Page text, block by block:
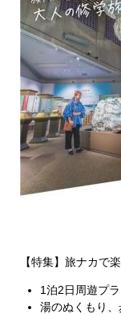
【特集】旅ナカで
1泊2日周遊プ
湯のぬくもり